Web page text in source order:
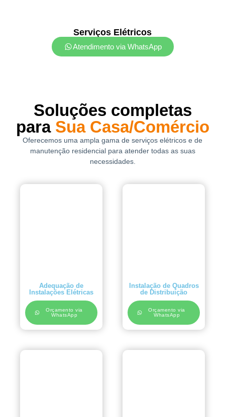
Serviços Elétricos
Atendimento via WhatsApp
Soluções completas
para Sua Casa/Comércio
Oferecemos uma ampla gama de serviços elétricos e de
manutenção residencial para atender todas as suas
necessidades.
Adequação de
Instalações Elétricas
Orçamento via
WhatsApp
Instalação de Quadros
de Distribuição
Orçamento via
WhatsApp